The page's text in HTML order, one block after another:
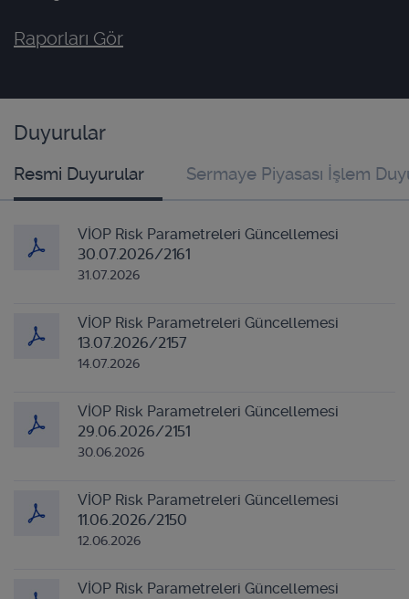
Raporları Gör
Duyurular
Resmi Duyurular Sermaye Piyasası İşlem
VİOP Risk Parametreleri Güncellemesi
30.07.2026/2161
31.07.2026
VİOP Risk Parametreleri Güncellemesi
13.07.2026/2157
14.07.2026
VİOP Risk Parametreleri Güncellemesi
29.06.2026/2151
30.06.2026
VİOP Risk Parametreleri Güncellemesi
11.06.2026/2150
12.06.2026
VİOP Risk Parametreleri Güncellemesi